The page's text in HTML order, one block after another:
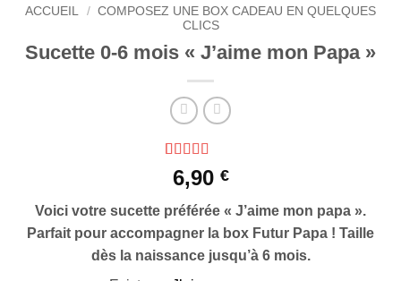
ACCUEIL / COMPOSEZ UNE BOX CADEAU EN QUELQUES
CLICS
Sucette 0-6 mois « J’aime mon Papa »
Noté5sur 5
basé sur
client
6,90 €
Voici votre sucette préférée « J’aime mon papa ».
Parfait pour accompagner la box Futur Papa ! Taille
dès la naissance jusqu’à 6 mois.